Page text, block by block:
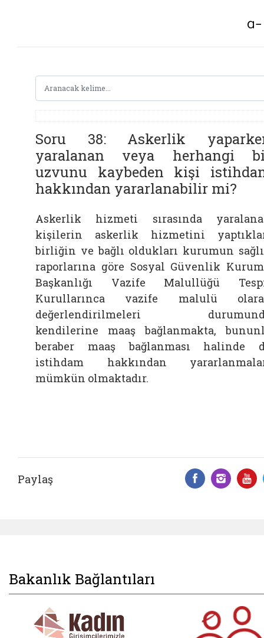
Soru 38: Askerlik
yaralanan veya herhangi
uzvunu kaybeden kişi
hakkından yararlanabilir mi?
Askerlik hizmeti sırasında
kişilerin askerlik hizmetini
birliğin ve bağlı oldukları kurumun
raporlarına göre Sosyal Güvenlik
Başkanlığı Vazife Malullüğü
Kurullarınca vazife malulü
değerlendirilmeleri
kendilerine maaş bağlanmakta,
beraber maaş bağlanması halinde
istihdam hakkından
mümkün olmaktadır.
Paylaş
Bakanlık Bağlantıları